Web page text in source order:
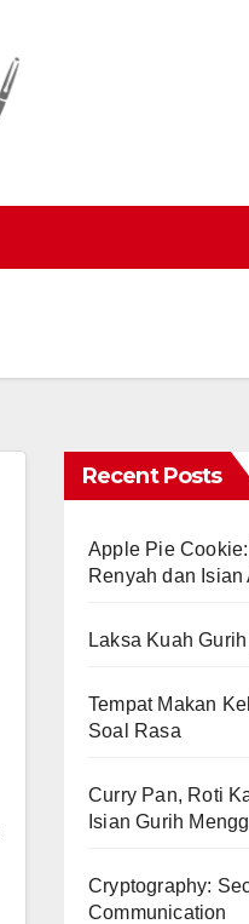
Recent Posts
Apple Pie
Renyah dan Isian
Laksa Kuah
Tempat Makan
Soal Rasa
Curry Pan, Roti
Isian Gurih
Cryptography:
Communication